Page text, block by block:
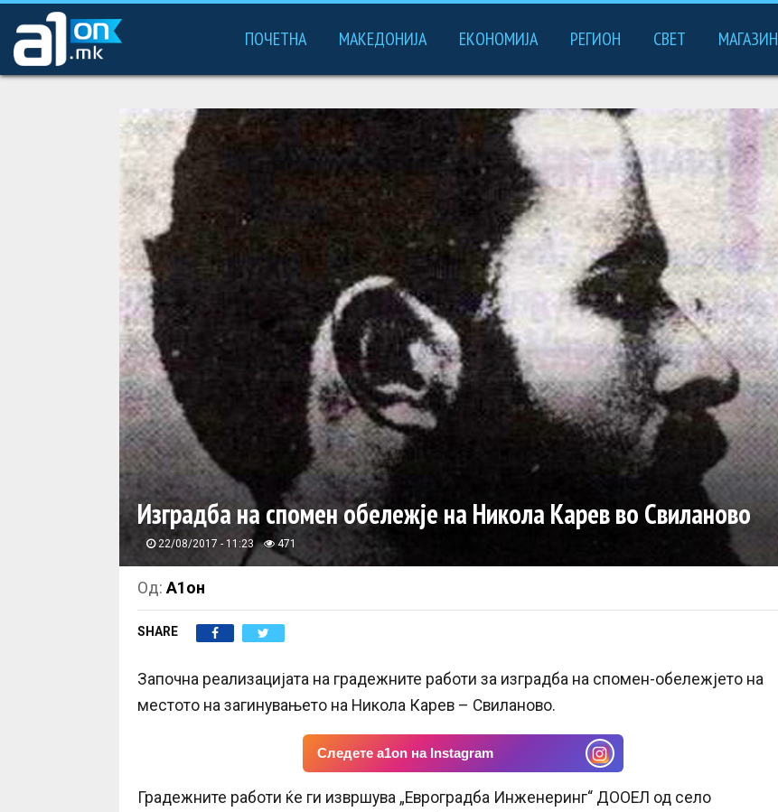
ПОЧЕТНА МАКЕДОНИЈА ЕКОНОМИЈА РЕГИОН СВЕТ МАГАЗИН
Изградба на спомен обележје на Никола Карев во Свиланово
22/08/2017 - 11:23 471
Од: А1он
SHARE
Започна реализацијата на градежните работи за изградба на спомен-обележјето на
местото на загинувањето на Никола Карев – Свиланово.
Следете a1on на Instagram
Градежните работи ќе ги извршува „Евроградба Инженеринг“ ДООЕЛ од село